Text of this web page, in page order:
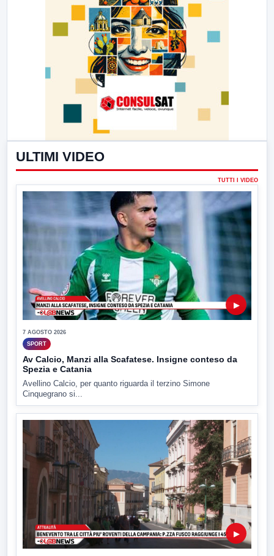
ULTIMI VIDEO
TUTTI I VIDEO
▶
7 AGOSTO 2026
SPORT
Av Calcio, Manzi alla Scafatese. Insigne conteso da
Spezia e Catania
Avellino Calcio, per quanto riguarda il terzino Simone
Cinquegrano si...
▶